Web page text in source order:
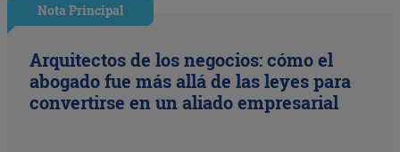
Nota Principal
Arquitectos de los negocios: cómo el
abogado fue más allá de las leyes para
convertirse en un aliado empresarial